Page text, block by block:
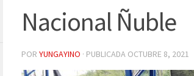
Nacional Ñuble
POR YUNGAYINO · PUBLICADA OCTUBRE 8, 2021